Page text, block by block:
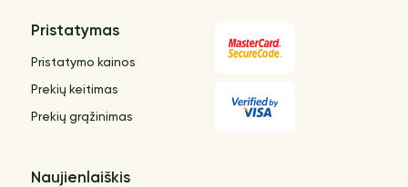
Pristatymas
Pristatymo kainos
Prekių keitimas
Prekių grąžinimas
Naujienlaiškis